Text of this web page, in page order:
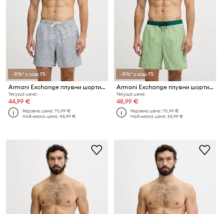
-5%* с код: FS
Armani Exchange плувни шорти мъжки
Текуща цена:
44,99 €
Редовна цена:70,99 €
Най-ниска цена:48,99 €
-5%* с код: FS
Armani Exchange плувни шорти мъжки
Текуща цена:
48,99 €
Редовна цена:70,99 €
Най-ниска цена:53,99 €